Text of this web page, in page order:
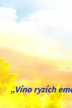
„Víno ryzích